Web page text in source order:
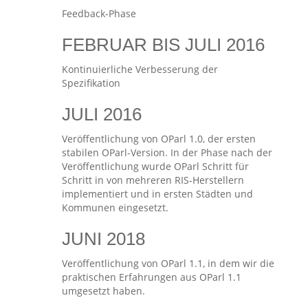
Feedback-Phase
FEBRUAR BIS JULI 2016
Kontinuierliche Verbesserung der
Spezifikation
JULI 2016
Veröffentlichung von OParl 1.0, der ersten
stabilen OParl-Version. In der Phase nach der
Veröffentlichung wurde OParl Schritt für
Schritt in von mehreren RIS-Herstellern
implementiert und in ersten Städten und
Kommunen eingesetzt.
JUNI 2018
Veröffentlichung von OParl 1.1, in dem wir die
praktischen Erfahrungen aus OParl 1.1
umgesetzt haben.